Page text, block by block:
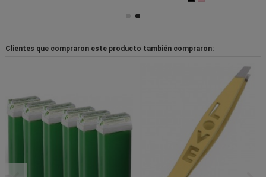
Clientes que compraron este producto también compraron: